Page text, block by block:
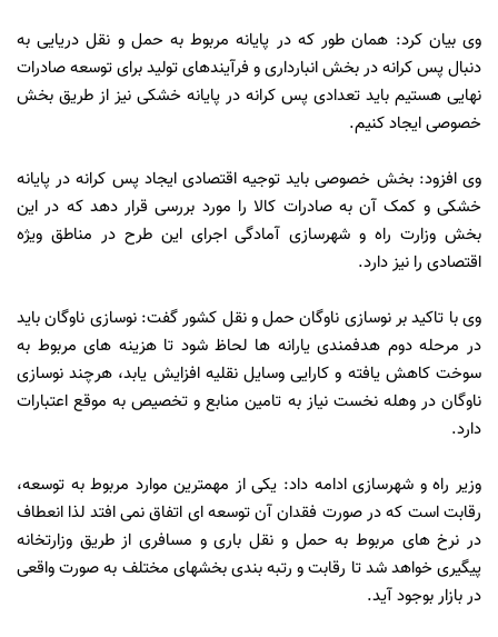
وی بیان کرد: همان طور که در پایانه مربوط به حمل و نقل دریایی به
دنبال پس کرانه در بخش انبارداری و فرآیندهای تولید برای توسعه صادرات
نهایی هستیم باید تعدادی پس کرانه در پایانه خشکی نیز از طریق بخش
خصوصی ایجاد کنیم.
وی افزود: بخش خصوصی باید توجیه اقتصادی ایجاد پس کرانه در پایانه
خشکی و کمک آن به صادرات کالا را مورد بررسی قرار دهد که در این
بخش وزارت راه و شهرسازی آمادگی اجرای این طرح در مناطق ویژه
اقتصادی را نیز دارد.
وی با تاکید بر نوسازی ناوگان حمل و نقل کشور گفت: نوسازی ناوگان باید
در مرحله دوم هدفمندی یارانه ها لحاظ شود تا هزینه های مربوط به
سوخت کاهش یافته و کارایی وسایل نقلیه افزایش یابد، هرچند نوسازی
ناوگان در وهله نخست نیاز به تامین منابع و تخصیص به موقع اعتبارات
دارد.
وزیر راه و شهرسازی ادامه داد: یکی از مهمترین موارد مربوط به توسعه،
رقابت است که در صورت فقدان آن توسعه ای اتفاق نمی افتد لذا انعطاف
در نرخ های مربوط به حمل و نقل باری و مسافری از طریق وزارتخانه
پیگیری خواهد شد تا رقابت و رتبه بندی بخشهای مختلف به صورت واقعی
در بازار بوجود آید.